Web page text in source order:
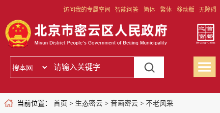
访问我的专属空间 智能问答 简体 繁体 移动版 无障碍
当前位置： 首页 > 生态密云> 音画密云> 不老风采